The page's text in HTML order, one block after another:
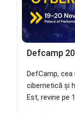
Defcamp
DefCamp,
cibernetică și
Est, revine pe